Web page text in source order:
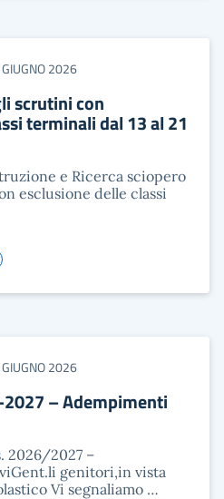
2026
scrutini con
terminali dal 13 al 21
e Ricerca sciopero
esclusione delle classi
2026
– Adempimenti
2026/2027 –
genitori,in vista
Vi segnaliamo …